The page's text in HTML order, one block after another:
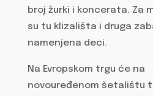
broj žurki i koncerata. Za
su tu klizališta i druga
namenjena deci.
Na Evropskom trgu će na
novouređenom šetalištu